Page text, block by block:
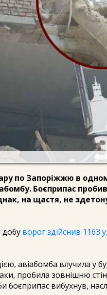
по Запоріжжю в
Боєприпас пробив
на щастя, не
ворог здійснив 1163
авіабомба влучила у
пробила зовнішню
боєприпас вибухнув,